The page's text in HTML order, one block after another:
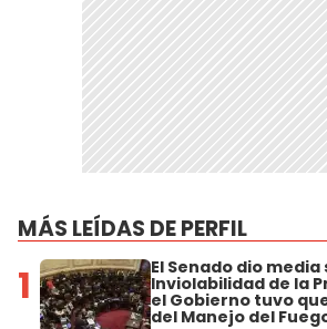
MÁS LEÍDAS DE PERFIL
1 El Senado dio
Inviolabilidad de la
el Gobierno tuvo
del Manejo del